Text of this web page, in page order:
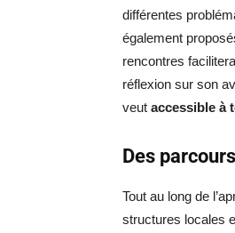
différentes
également
rencontres
réflexion sur son
veut accessible à
Des
Tout au long de
structures locales